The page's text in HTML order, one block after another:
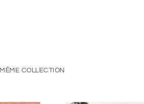
MÊME COLLECTION